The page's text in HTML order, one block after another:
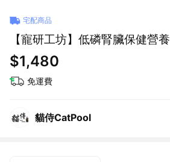
宅配商品
【寵研工坊】低磷腎臟保健營
$1,480
免運費
貓侍CatPool